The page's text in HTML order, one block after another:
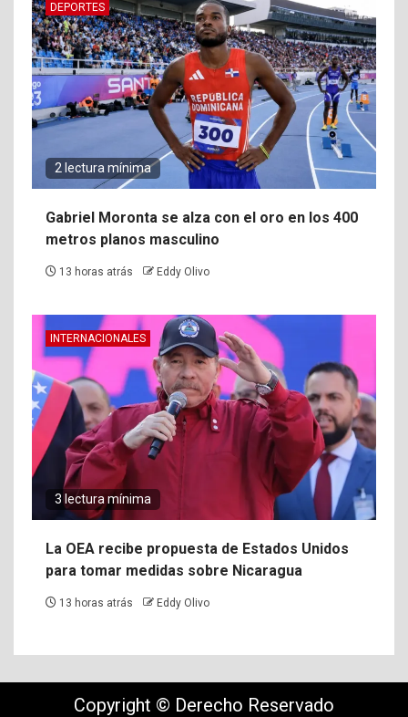
DEPORTES
2 lectura mínima
Gabriel Moronta se alza con el oro en los 400
metros planos masculino
13 horas atrás Eddy Olivo
INTERNACIONALES
3 lectura mínima
La OEA recibe propuesta de Estados Unidos
para tomar medidas sobre Nicaragua
13 horas atrás Eddy Olivo
Copyright © Derecho Reservado